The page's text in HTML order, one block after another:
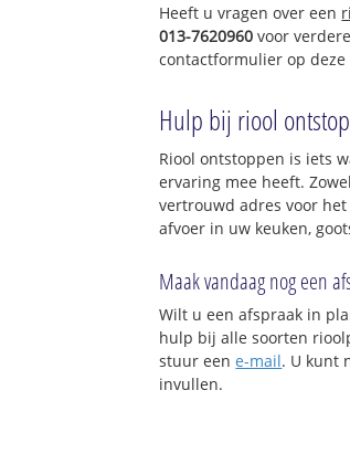
Heeft u vragen over een
013-7620960 voor
contactformulier op
Hulp bij riool
Riool ontstoppen is iets
ervaring mee heeft.
vertrouwd adres voor
afvoer in uw keuken,
Maak vandaag nog een
Wilt u een afspraak in
hulp bij alle soorten
stuur eene-mail. U kunt
invullen.